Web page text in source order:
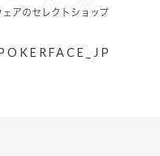
アのセレクトショップ